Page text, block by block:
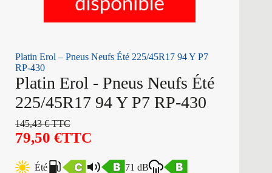
Platin Erol – Pneus Neufs Été 225/45R17 94 Y P7
RP-430
Platin Erol - Pneus Neufs Été
225/45R17 94 Y P7 RP-430
145,43€TTC
79,50 €TTC
Été 71 dB